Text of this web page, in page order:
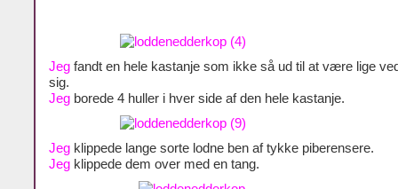
Jeg fandt en hele kastanje som ikke så ud til at være lige
sig.
Jeg borede 4 huller i hver side af den hele kastanje.
Jeg klippede lange sorte lodne ben af tykke piberensere.
Jeg klippede dem over med en tang.